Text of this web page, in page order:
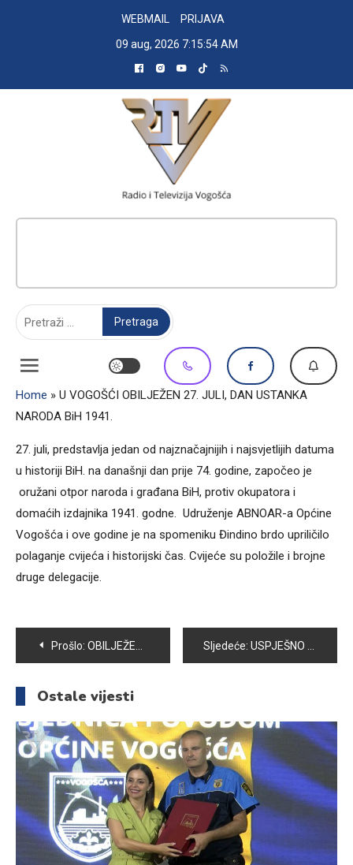
WEBMAIL
PRIJAVA
09 aug, 2026 7:15:55 AM
Home » U VOGOŠĆI OBILJEŽEN 27. JULI, DAN USTANKA
NARODA BiH 1941.
27. juli, predstavlja jedan od najznačajnijih i najsvjetlijih datuma
u historiji BiH. na današnji dan prije 74. godine, započeo je
oružani otpor naroda i građana BiH, protiv okupatora i
domaćih izdajnika 1941. godne. Udruženje ABNOAR-a Općine
Vogošća i ove godine je na spomeniku Đindino brdo upriličilo
polaganje cvijeća i historijski čas. Cvijeće su položile i brojne
druge delegacije.
Navigacija
članaka
Prošlo: OBILJEŽENA 22.GODIŠNJICA BITKE ZA UGORSKO Sljedeće: USPJEŠNO PROVEDENA HUMANITARNA AKCIJA “HLJEB OD TEKSTILA”
Ostale vijesti